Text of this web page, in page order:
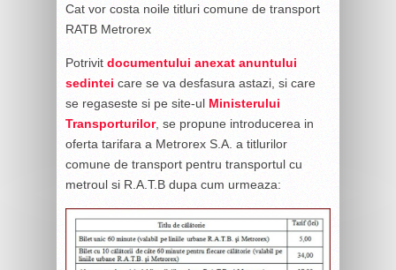
Cat vor costa noile titluri comune de transport
RATB Metrorex
Potrivit documentului anexat anuntului
sedintei care se va desfasura astazi, si care
se regaseste si pe site-ul Ministerului
Transporturilor, se propune introducerea in
oferta tarifara a Metrorex S.A. a titlurilor
comune de transport pentru transportul cu
metroul si R.A.T.B dupa cum urmeaza: